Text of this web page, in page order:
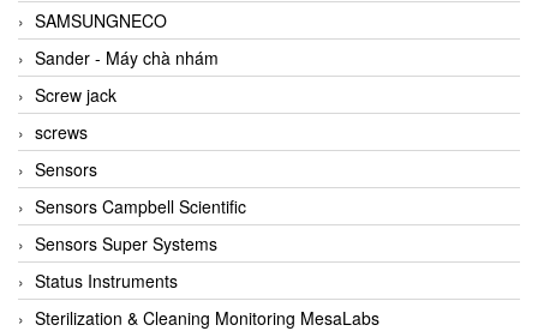
Buhler
BURLING INSTRUMENTS
Burster
BUSCHJOST
Calectro
Campbell Scientific
Canneed Vietnam
Cantoni
CAPS
SAMSUNGNECO
Sander - Máy chà nhám
Screw jack
screws
Sensors
Sensors Campbell Scientific
Sensors Super Systems
Status Instruments
Sterilization & Cleaning Monitoring MesaLabs